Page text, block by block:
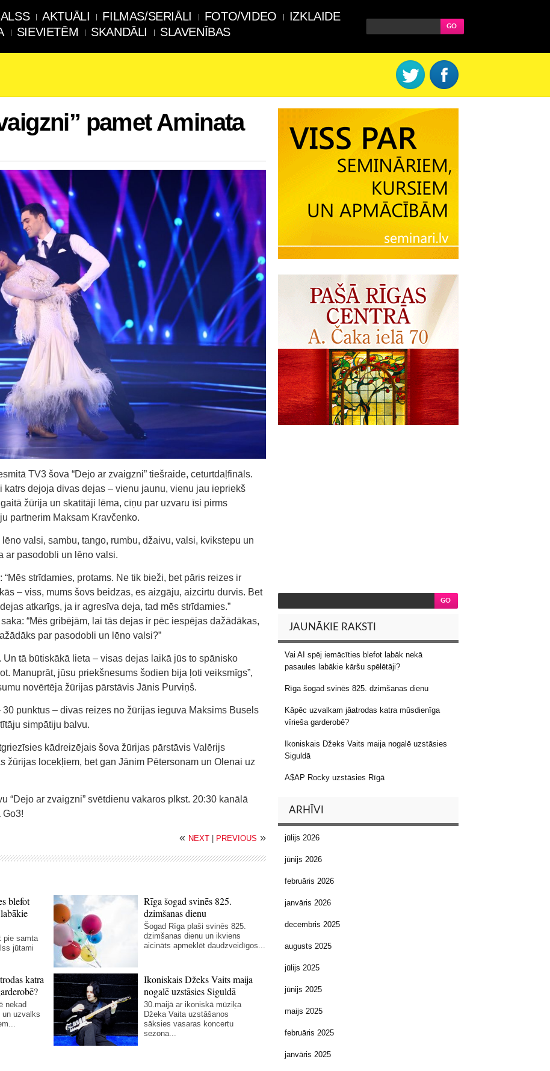
AKTUĀLI FILMAS/SERIĀLI FOTO/VIDEO
IZKLAIDE
SIEVIETĒM SKANDĀLI SLAVENĪBAS
pamet Aminata
TV3 šova “Dejo ar zvaigzni” tiešraide, ceturtdaļfināls.
katrs dejoja divas dejas – vienu jaunu, vienu jau iepriekš
žūrija un skatītāji lēma, cīņu par uzvaru īsi pirms
partnerim Maksam Kravčenko.
valsi, sambu, tango, rumbu, džaivu, valsi, kvikstepu un
ar pasodobli un lēno valsi.
strīdamies, protams. Ne tik bieži, bet pāris reizes ir
– viss, mums šovs beidzas, es aizgāju, aizcirtu durvis. Bet
atkarīgs, ja ir agresīva deja, tad mēs strīdamies.”
“Mēs gribējām, lai tās dejas ir pēc iespējas dažādākas,
par pasodobli un lēno valsi?”
tā būtiskākā lieta – visas dejas laikā jūs to spānisko
Manuprāt, jūsu priekšnesums šodien bija ļoti veiksmīgs”,
novērtēja žūrijas pārstāvis Jānis Purviņš.
punktus – divas reizes no žūrijas ieguva Maksims Busels
simpātiju balvu.
kādreizējais šova žūrijas pārstāvis Valērijs
žūrijas locekļiem, bet gan Jānim Pētersonam un Olenai uz
“Dejo ar zvaigzni” svētdienu vakaros plkst. 20:30 kanālā
Go3!
« NEXT PREVIOUS »
blefot
pie samta
jūtami
Rīga šogad svinēs 825.
dzimšanas dienu
Šogad Rīga plaši svinēs 825.
dzimšanas dienu un ikviens
aicināts apmeklēt daudzveidīgos...
katra
nekad
un uzvalks
Ikoniskais Džeks Vaits maija
nogalē uzstāsies Siguldā
30.maijā ar ikoniskā mūziķa
Džeka Vaita uzstāšanos
sāksies vasaras koncertu
sezona...
JAUNĀKIE RAKSTI
Vai AI spēj iemācīties blefot labāk nekā
pasaules labākie kāršu spēlētāji?
Rīga šogad svinēs 825. dzimšanas dienu
Kāpēc uzvalkam jāatrodas katra mūsdienīga
vīrieša garderobē?
Ikoniskais Džeks Vaits maija nogalē uzstāsies
Siguldā
A$AP Rocky uzstāsies Rīgā
ARHĪVI
jūlijs 2026
jūnijs 2026
februāris 2026
janvāris 2026
decembris 2025
augusts 2025
jūlijs 2025
jūnijs 2025
maijs 2025
februāris 2025
janvāris 2025